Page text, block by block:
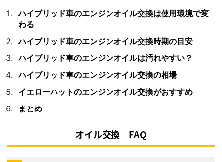
ハイブリッド車のエンジンオイル交換は使用環境で変
わる
ハイブリッド車のエンジンオイル交換時期の目安
ハイブリッド車のエンジンオイルは汚れやすい？
ハイブリッド車のエンジンオイル交換の相場
イエローハットのエンジンオイル交換がおすすめ
まとめ
オイル交換 FAQ